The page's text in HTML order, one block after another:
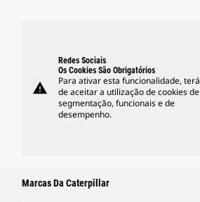
warning
Redes Sociais
Os Cookies São Obrigatórios
Para ativar esta funcionalidade, terá
de aceitar a utilização de cookies de
segmentação, funcionais e de
desempenho.
Marcas Da Caterpillar